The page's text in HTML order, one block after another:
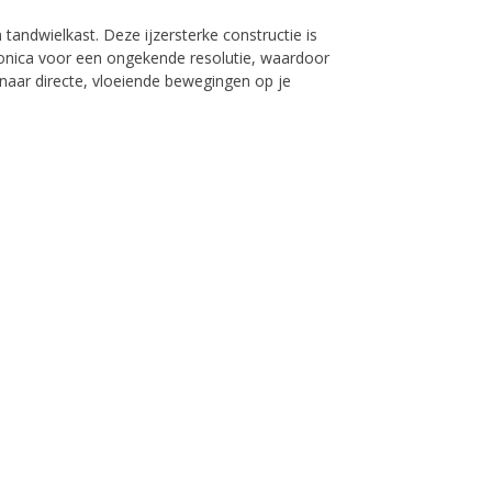
Deze ijzersterke constructie is
voor een ongekende resolutie, waardoor
directe, vloeiende bewegingen op je